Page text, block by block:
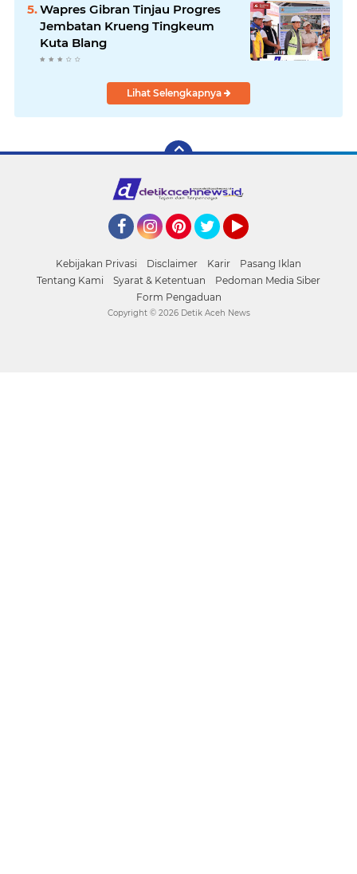
Wapres Gibran Tinjau Progres
Jembatan Krueng Tingkeum
Kuta Blang
Lihat Selengkapnya
Kebijakan Privasi Disclaimer Karir
Pasang Iklan
Tentang Kami
Syarat & Ketentuan
Pedoman Media Siber
Form Pengaduan
Copyright © 2026 Detik Aceh News